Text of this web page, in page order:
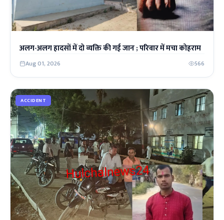
अलग-अलग हादसों में दो व्यक्ति की गई जान ; परिवार में मचा कोहराम
Aug 01, 2026 566
ACCIDENT